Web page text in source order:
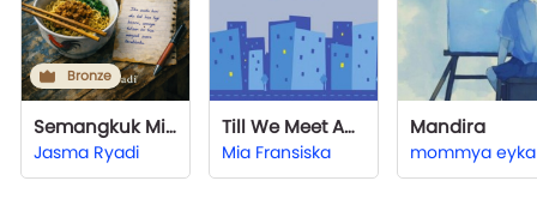
Bronze
Semangkuk Mi Ayam Sebelum Mati
Jasma Ryadi
Till We Meet Again
Mia Fransiska
Mandira
mommya eyka